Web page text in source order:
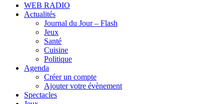
WEB RADIO
Actualités
Journal du Jour – Flash
Jeux
Santé
Cuisine
Politique
Agenda
Créer un compte
Ajouter votre évènement
Spectacles